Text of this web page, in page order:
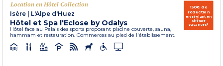
Location en Hôtel Collection
Isère
L'Alpe d'Huez
Hôtel et Spa l'Eclose by Odalys
Hôtel face au Palais des sports proposant piscine couverte, sauna,
hammam et restauration. Commerces au pied de l'établissement.
150€ de
réduction
en réglant en
chèque
vacances*